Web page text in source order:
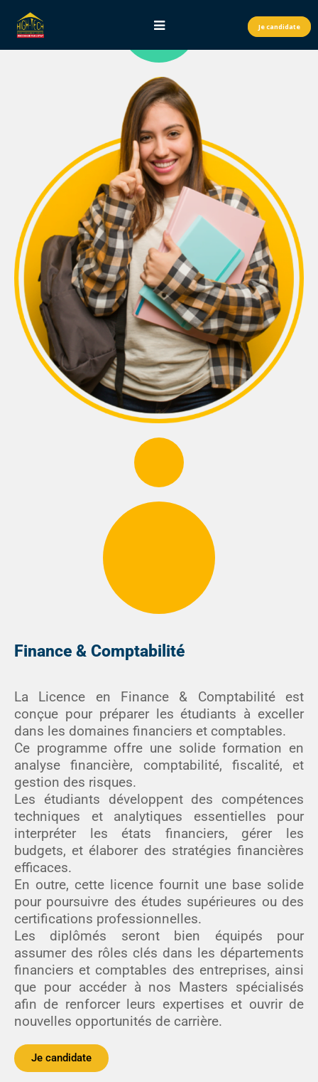
Je candidate
Finance & Comptabilité
La Licence en Finance & Comptabilité est
conçue pour préparer les étudiants à exceller
dans les domaines financiers et comptables.
Ce programme offre une solide formation en
analyse financière, comptabilité, fiscalité, et
gestion des risques.
Les étudiants développent des compétences
techniques et analytiques essentielles pour
interpréter les états financiers, gérer les
budgets, et élaborer des stratégies financières
efficaces.
En outre, cette licence fournit une base solide
pour poursuivre des études supérieures ou des
certifications professionnelles.
Les diplômés seront bien équipés pour
assumer des rôles clés dans les départements
financiers et comptables des entreprises, ainsi
que pour accéder à nos Masters spécialisés
afin de renforcer leurs expertises et ouvrir de
nouvelles opportunités de carrière.
Je candidate